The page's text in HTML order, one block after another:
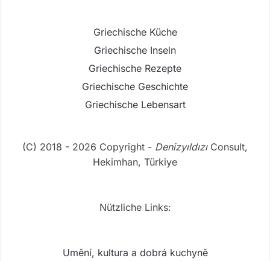
Griechische Küche
Griechische Inseln
Griechische Rezepte
Griechische Geschichte
Griechische Lebensart
(C) 2018 - 2026 Copyright - DenizyıldızıConsult,
Hekimhan, Türkiye
Nützliche Links:
Umění, kultura a dobrá kuchyně